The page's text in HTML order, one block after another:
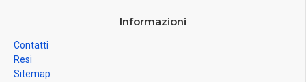
Informazioni
Contatti
Resi
Sitemap